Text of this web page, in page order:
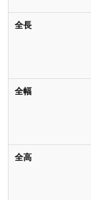
全長
全幅
全高